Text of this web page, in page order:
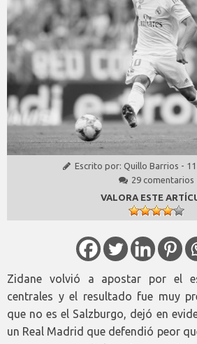
Escrito por: Quillo Barrios -
29 comentarios
VALORA ESTE
Zidane volvió a apostar por el
centrales y el resultado fue muy
que no es el Salzburgo, dejó en
un Real Madrid que defendió peor